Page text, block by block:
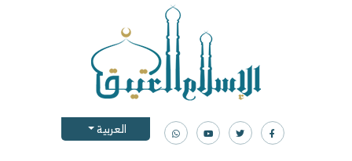
العربية